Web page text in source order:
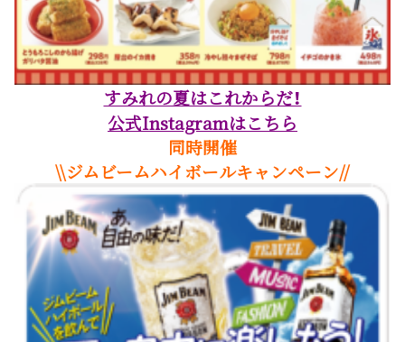
すみれの夏はこれからだ！
公式Instagramはこちら
同時開催
\\ジムビームハイボールキャンペーン//